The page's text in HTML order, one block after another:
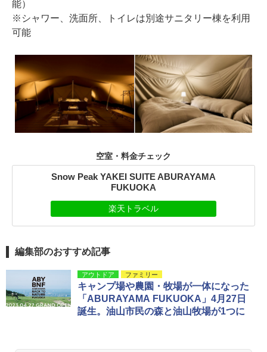
能）
※シャワー、洗面所、トイレは別途サニタリー棟を利用
可能
空室・料金チェック
Snow Peak YAKEI SUITE ABURAYAMA
FUKUOKA
楽天トラベル
編集部のおすすめ記事
アウトドア ファミリー
キャンプ場や農園・牧場が一体になった
「ABURAYAMA FUKUOKA」4月27日
誕生。油山市民の森と油山牧場が1つに